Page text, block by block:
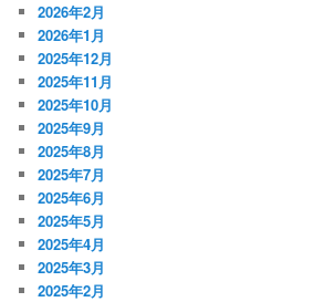
2026年2月
2026年1月
2025年12月
2025年11月
2025年10月
2025年9月
2025年8月
2025年7月
2025年6月
2025年5月
2025年4月
2025年3月
2025年2月